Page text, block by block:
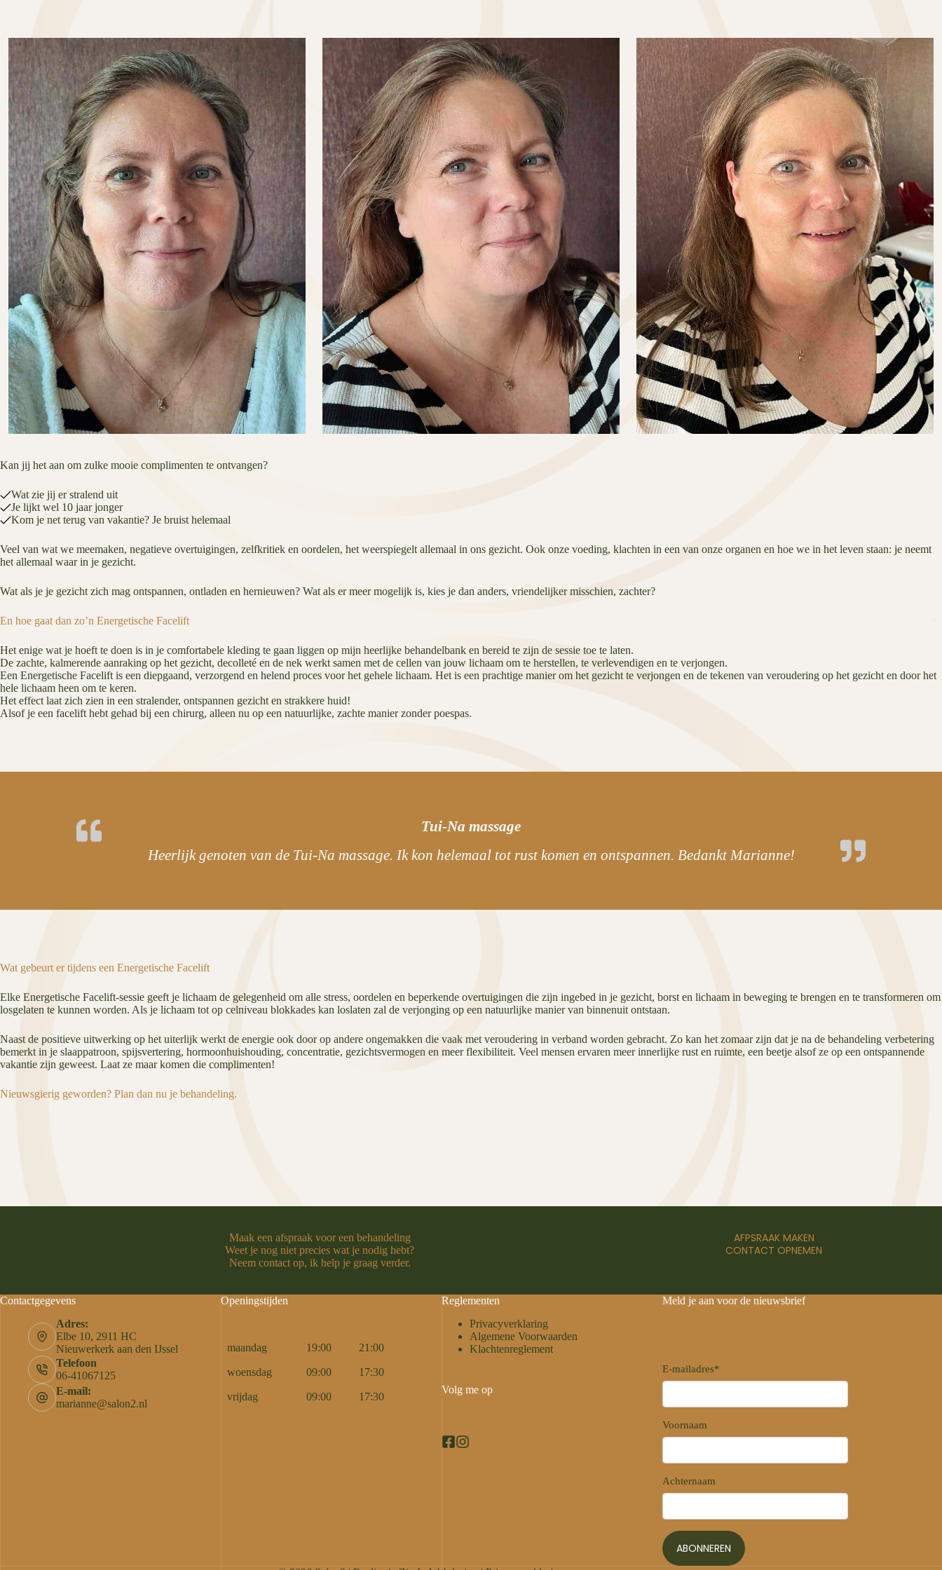
Kan jij het aan om zulke mooie complimenten te ontvangen?
Wat zie jij er stralend uit
Je lijkt wel 10 jaar jonger
Kom je net terug van vakantie? Je bruist helemaal
Veel van wat we meemaken, negatieve overtuigingen, zelfkritiek en oordelen, het weerspiegelt allemaal in ons gezicht. Ook onze voeding, klachten in een van onze organen en hoe we in het leven staan: je neemt
het allemaal waar in je gezicht.
Wat als je je gezicht zich mag ontspannen, ontladen en hernieuwen? Wat als er meer mogelijk is, kies je dan anders, vriendelijker misschien, zachter?
En hoe gaat dan zo’n Energetische Facelift
Het enige wat je hoeft te doen is in je comfortabele kleding te gaan liggen op mijn heerlijke behandelbank en bereid te zijn de sessie toe te laten.
De zachte, kalmerende aanraking op het gezicht, decolleté en de nek werkt samen met de cellen van jouw lichaam om te herstellen, te verlevendigen en te verjongen.
Een Energetische Facelift is een diepgaand, verzorgend en helend proces voor het gehele lichaam. Het is een prachtige manier om het gezicht te verjongen en de tekenen van veroudering op het gezicht en door het
hele lichaam heen om te keren.
Het effect laat zich zien in een stralender, ontspannen gezicht en strakkere huid!
Alsof je een facelift hebt gehad bij een chirurg, alleen nu op een natuurlijke, zachte manier zonder poespas.
Tui-Na massage
Heerlijk genoten van de Tui-Na massage. Ik kon helemaal tot rust komen en ontspannen. Bedankt Marianne!
Wat gebeurt er tijdens een Energetische Facelift
Elke Energetische Facelift-sessie geeft je lichaam de gelegenheid om alle stress, oordelen en beperkende overtuigingen die zijn ingebed in je gezicht, borst en lichaam in beweging te brengen en te transformeren om
losgelaten te kunnen worden. Als je lichaam tot op celniveau blokkades kan loslaten zal de verjonging op een natuurlijke manier van binnenuit ontstaan.
Naast de positieve uitwerking op het uiterlijk werkt de energie ook door op andere ongemakken die vaak met veroudering in verband worden gebracht. Zo kan het zomaar zijn dat je na de behandeling verbetering
bemerkt in je slaappatroon, spijsvertering, hormoonhuishouding, concentratie, gezichtsvermogen en meer flexibiliteit. Veel mensen ervaren meer innerlijke rust en ruimte, een beetje alsof ze op een ontspannende
vakantie zijn geweest. Laat ze maar komen die complimenten!
Nieuwsgierig geworden? Plan dan nu je behandeling.
Maak een afspraak voor een behandeling
Weet je nog niet precies wat je nodig hebt?
Neem contact op, ik help je graag verder.
AFPSRAAK MAKEN
CONTACT OPNEMEN
Contactgegevens
Adres:
Elbe 10, 2911 HC
Nieuwerkerk aan den IJssel
Telefoon
06-41067125
E-mail:
marianne@salon2.nl
Openingstijden
maandag 19:00 21:00
woensdag 09:00 17:30
vrijdag 09:00 17:30
Reglementen
Privacyverklaring
Algemene Voorwaarden
Klachtenreglement
Volg me op
Meld je aan voor de nieuwsbrief
E-mailadres*
Voornaam
Achternaam
ABONNEREN